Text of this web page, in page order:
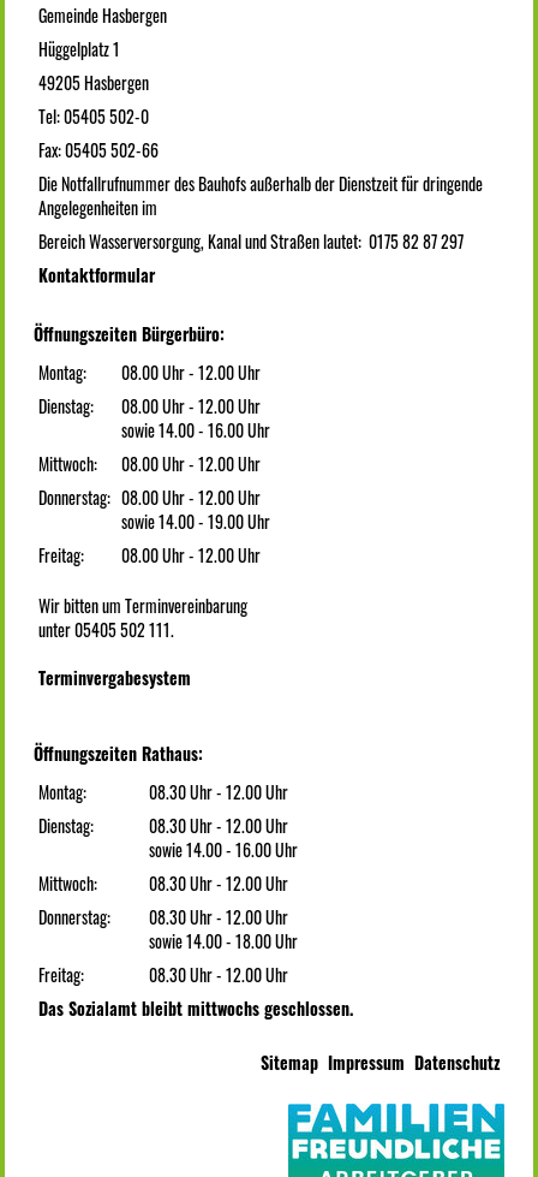
Gemeinde Hasbergen
Hüggelplatz 1
49205 Hasbergen
Tel: 05405 502-0
Fax: 05405 502-66
Die Notfallrufnummer des Bauhofs außerhalb der Dienstzeit für dringende
Angelegenheiten im
Bereich Wasserversorgung, Kanal und Straßen lautet: 0175 82 87 297
Kontaktformular
Öffnungszeiten Bürgerbüro:
Montag:
08.00 Uhr - 12.00 Uhr
Dienstag:
08.00 Uhr - 12.00 Uhr
sowie 14.00 - 16.00 Uhr
Mittwoch:
08.00 Uhr - 12.00 Uhr
Donnerstag: 08.00 Uhr - 12.00 Uhr
sowie 14.00 - 19.00 Uhr
Freitag:
08.00 Uhr - 12.00 Uhr
Wir bitten um Terminvereinbarung
unter 05405 502 111.
Terminvergabesystem
Öffnungszeiten Rathaus:
Montag:
08.30 Uhr - 12.00 Uhr
Dienstag:
08.30 Uhr - 12.00 Uhr
sowie 14.00 - 16.00 Uhr
Mittwoch:
08.30 Uhr - 12.00 Uhr
Donnerstag:
08.30 Uhr - 12.00 Uhr
sowie 14.00 - 18.00 Uhr
Freitag:
08.30 Uhr - 12.00 Uhr
Das Sozialamt bleibt mittwochs geschlossen.
Sitemap Impressum Datenschutz